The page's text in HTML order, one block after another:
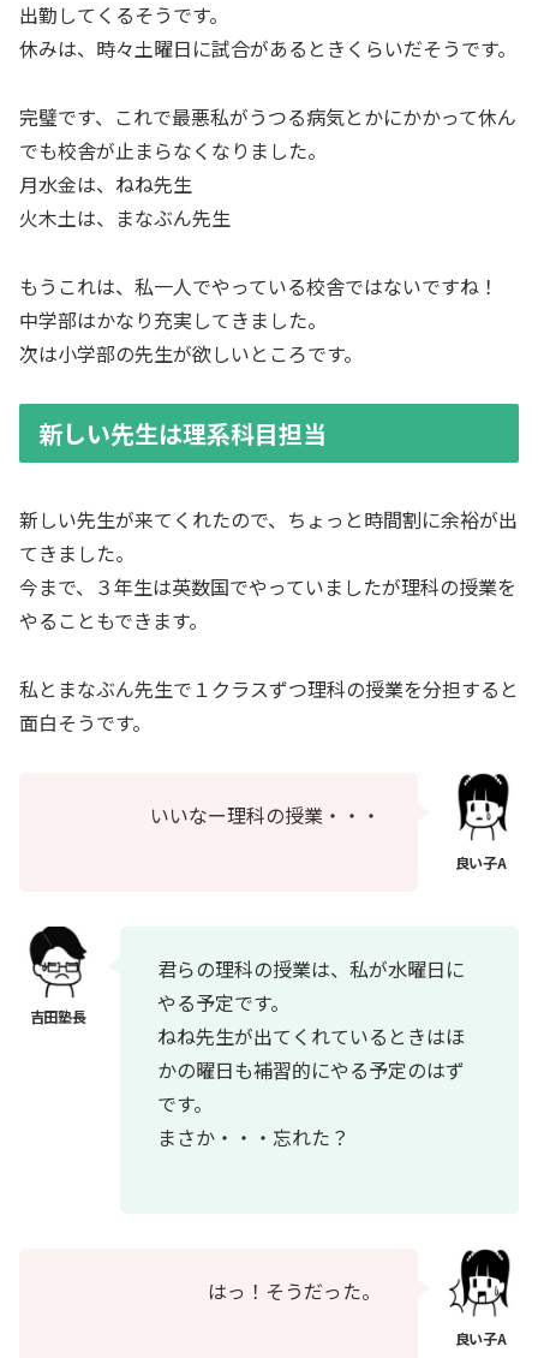
出勤してくるそうです。
休みは、時々土曜日に試合があるときくらいだそうです。
完璧です、これで最悪私がうつる病気とかにかかって休ん
でも校舎が止まらなくなりました。
月水金は、ねね先生
火木土は、まなぶん先生
もうこれは、私一人でやっている校舎ではないですね！
中学部はかなり充実してきました。
次は小学部の先生が欲しいところです。
新しい先生は理系科目担当
新しい先生が来てくれたので、ちょっと時間割に余裕が出
てきました。
今まで、３年生は英数国でやっていましたが理科の授業を
やることもできます。
私とまなぶん先生で１クラスずつ理科の授業を分担すると
面白そうです。
いいなー理科の授業・・・
君らの理科の授業は、私が水曜日に
やる予定です。
ねね先生が出てくれているときはほ
かの曜日も補習的にやる予定のはず
です。
まさか・・・忘れた？
はっ！そうだった。